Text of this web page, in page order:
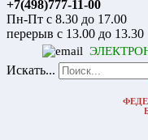
+7(498)777-11-00
Пн-Пт с 8.30 до 17.00
перерыв с 13.00 до 13.30
Искать...